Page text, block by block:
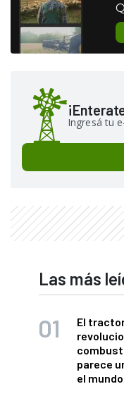
Ingresá tu
Las más
El
parece
el